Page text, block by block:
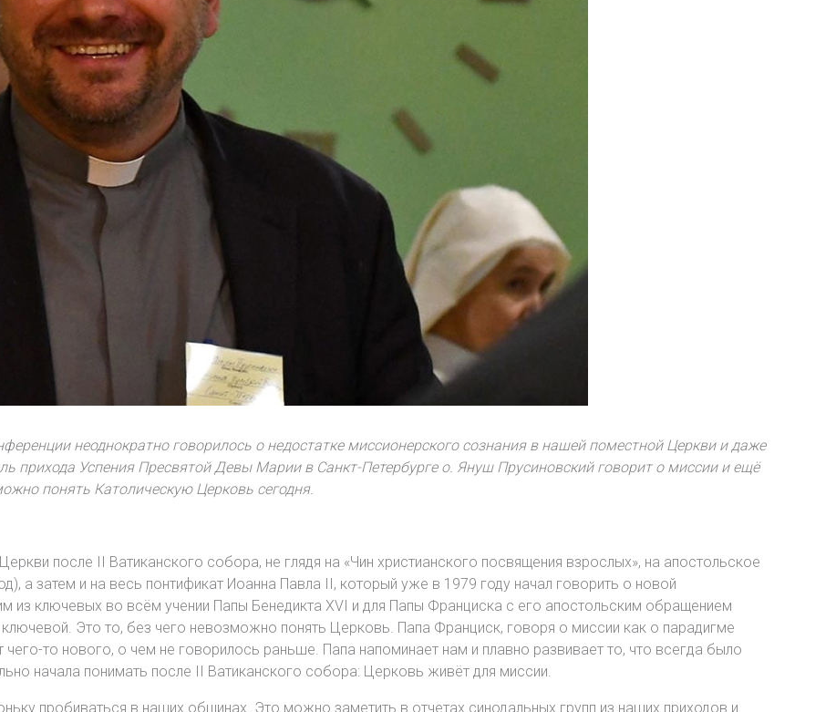
неоднократно говорилось о недостатке миссионерского сознания в нашей поместной Церкви и даже
прихода Успения Пресвятой Девы Марии в Санкт-Петербурге о. Януш Прусиновский говорит о миссии и ещё
понять Католическую Церковь сегодня.
после II Ватиканского собора, не глядя на «Чин христианского посвящения взрослых», на апостольское
а затем и на весь понтификат Иоанна Павла II, который уже в 1979 году начал говорить о новой
из ключевых во всём учении Папы Бенедикта XVI и для Папы Франциска с его апостольским обращением
Это то, без чего невозможно понять Церковь. Папа Франциск, говоря о миссии как о парадигме
то нового, о чем не говорилось раньше. Папа напоминает нам и плавно развивает то, что всегда было
начала понимать после II Ватиканского собора: Церковь живёт для миссии.
пробиваться в наших общинах. Это можно заметить в отчетах синодальных групп из наших приходов и